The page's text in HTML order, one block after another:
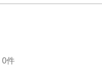
0件